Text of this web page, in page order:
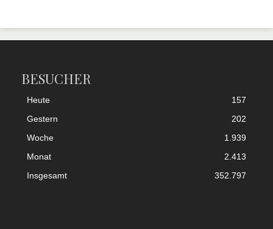
BESUCHER
Heute
157
Gestern
202
Woche
1.939
Monat
2.413
Insgesamt
352.797